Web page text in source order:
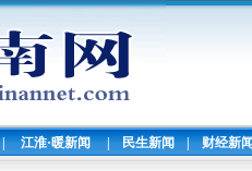
| 江淮·暖新闻 | 民生新闻 | 财经新